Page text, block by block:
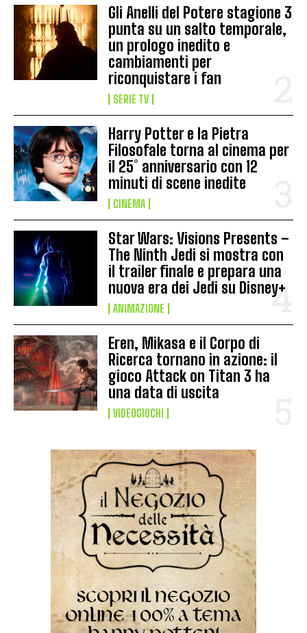
Gli Anelli del Potere stagione 3
punta su un salto temporale,
un prologo inedito e
cambiamenti per
riconquistare i fan
SERIE TV
Harry Potter e la Pietra
Filosofale torna al cinema per
il 25° anniversario con 12
minuti di scene inedite
CINEMA
Star Wars: Visions Presents –
The Ninth Jedi si mostra con
il trailer finale e prepara una
nuova era dei Jedi su Disney+
ANIMAZIONE
Eren, Mikasa e il Corpo di
Ricerca tornano in azione: il
gioco Attack on Titan 3 ha
una data di uscita
VIDEOGIOCHI